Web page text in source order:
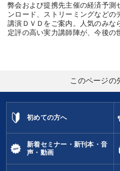
弊会および提携先主催の経済予測
ンロード、ストリーミングなどの
講演ＤＶＤをご案内。人気のみな
定評の高い実力講師陣が、今後の
このページの
初めての方へ
新着セミナー・新刊本・音
声・動画